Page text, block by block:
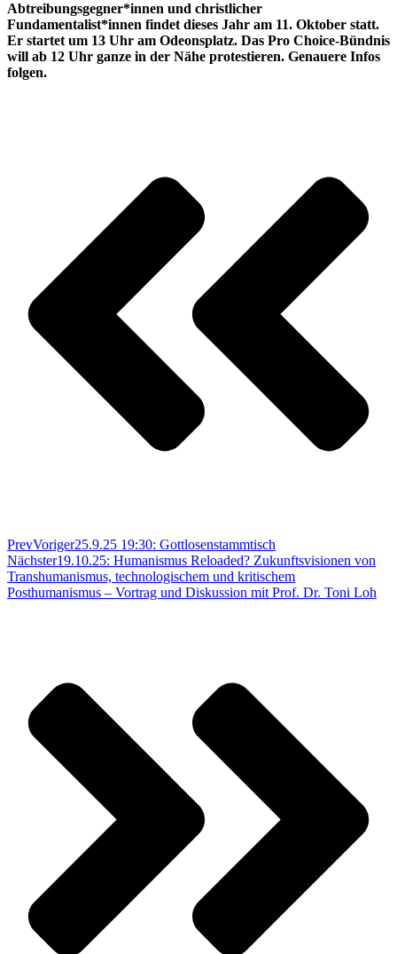
Abtreibungsgegner*innen und christlicher
Fundamentalist*innen findet dieses Jahr am 11. Oktober statt.
Er startet um 13 Uhr am Odeonsplatz. Das Pro Choice-Bündnis
will ab 12 Uhr ganze in der Nähe protestieren. Genauere Infos
folgen.
PrevVoriger25.9.25 19:30: Gottlosenstammtisch
Nächster19.10.25: Humanismus Reloaded? Zukunftsvisionen von
Transhumanismus, technologischem und kritischem
Posthumanismus – Vortrag und Diskussion mit Prof. Dr. Toni Loh